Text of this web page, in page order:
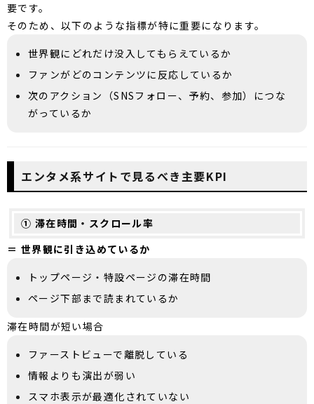
要です。
そのため、以下のような指標が特に重要になります。
世界観にどれだけ没入してもらえているか
ファンがどのコンテンツに反応しているか
次のアクション（SNSフォロー、予約、参加）につな
がっているか
エンタメ系サイトで見るべき主要KPI
① 滞在時間・スクロール率
＝ 世界観に引き込めているか
トップページ・特設ページの滞在時間
ページ下部まで読まれているか
滞在時間が短い場合
ファーストビューで離脱している
情報よりも演出が弱い
スマホ表示が最適化されていない